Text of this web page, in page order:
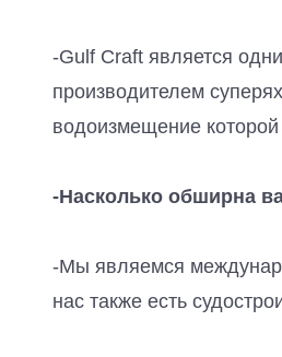
-Gulf Craft является
производителем
водоизмещение
-Насколько обширна
-Мы являемся
нас также есть